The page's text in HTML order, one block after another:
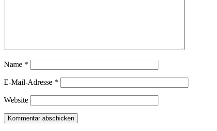
Name *
E-Mail-Adresse *
Website